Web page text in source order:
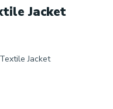
Jacket